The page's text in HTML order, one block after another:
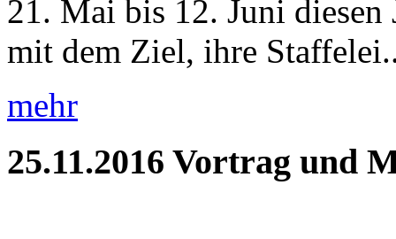
21. Mai bis 12. Juni
mit dem Ziel, ihre
mehr
25.11.2016 Vortrag und